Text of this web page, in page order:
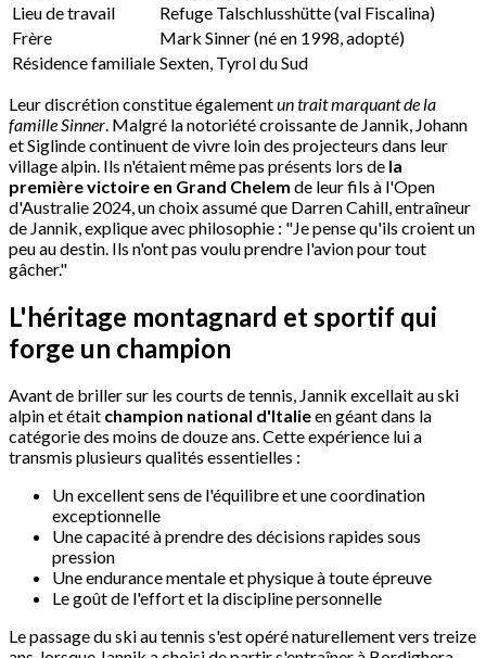
Lieu de travail
Refuge Talschlusshütte (val Fiscalina)
Frère
Mark Sinner (né en 1998, adopté)
Résidence familiale Sexten, Tyrol du Sud
Leur discrétion constitue égalementun trait marquant de la
famille Sinner . Malgré la notoriété croissante de Jannik, Johann
et Siglinde continuent de vivre loin des projecteurs dans leur
village alpin. Ils n'étaient même pas présents lors de la
première victoire en Grand Chelem de leur fils à l'Open
d'Australie 2024, un choix assumé que Darren Cahill, entraîneur
de Jannik, explique avec philosophie : "Je pense qu'ils croient un
peu au destin. Ils n'ont pas voulu prendre l'avion pour tout
gâcher."
L'héritage montagnard et sportif qui
forge un champion
Avant de briller sur les courts de tennis, Jannik excellait au ski
alpin et était champion national d'Italieen géant dans la
catégorie des moins de douze ans. Cette expérience lui a
transmis plusieurs qualités essentielles :
Un excellent sens de l'équilibre et une coordination
exceptionnelle
Une capacité à prendre des décisions rapides sous
pression
Une endurance mentale et physique à toute épreuve
Le goût de l'effort et la discipline personnelle
Le passage du ski au tennis s'est opéré naturellement vers treize